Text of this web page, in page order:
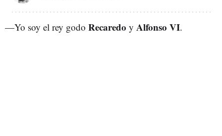
—Yo soy el rey godo Recaredo y Alfonso VI.